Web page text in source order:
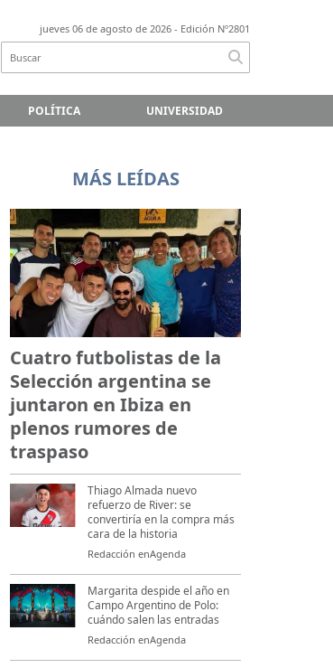
jueves 06 de agosto de 2026 - Edición Nº2801
POLÍTICA UNIVERSIDAD
MÁS LEÍDAS
Cuatro futbolistas de la
Selección argentina se
juntaron en Ibiza en
plenos rumores de
traspaso
Thiago Almada nuevo
refuerzo de River: se
convertiría en la compra más
cara de la historia
Redacción enAgenda
Margarita despide el año en
Campo Argentino de Polo:
cuándo salen las entradas
Redacción enAgenda